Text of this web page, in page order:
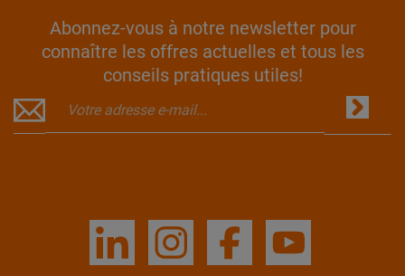
Abonnez-vous à notre newsletter pour
connaître les offres actuelles et tous les
conseils pratiques utiles!